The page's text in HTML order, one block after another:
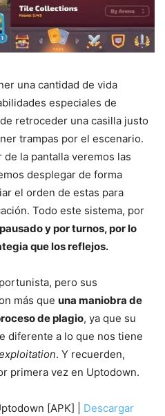
una cantidad de vida
especiales de
retroceder una casilla justo
trampas por el escenario.
la pantalla veremos las
desplegar de forma
el orden de estas para
Todo este sistema, por
y por turnos, por lo
que los reflejos.
pero sus
más que una maniobra de
de plagio, ya que su
diferente a lo que nos tiene
. Y recuerden,
primera vez en Uptodown.
[APK] | Descargar